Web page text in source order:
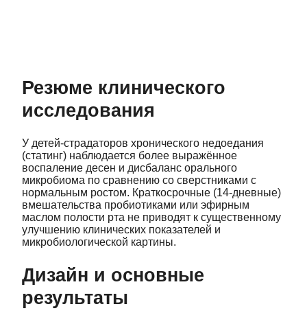
Резюме клинического
исследования
У детей‑страдаторов хронического недоедания
(статинг) наблюдается более выражённое
воспаление десен и дисбаланс орального
микробиома по сравнению со сверстниками с
нормальным ростом. Краткосрочные (14‑дневные)
вмешательства пробиотиками или эфирным
маслом полости рта не приводят к существенному
улучшению клинических показателей и
микробиологической картины.
Дизайн и основные
результаты